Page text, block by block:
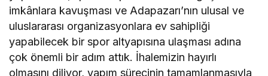
imkânlara kavuşması ve Adapazarı’nın ulusal ve
uluslararası organizasyonlara ev sahipliği
yapabilecek bir spor altyapısına ulaşması adına
çok önemli bir adım attık. İhalemizin hayırlı
olmasını diliyor, yapım sürecinin tamamlanmasıyla